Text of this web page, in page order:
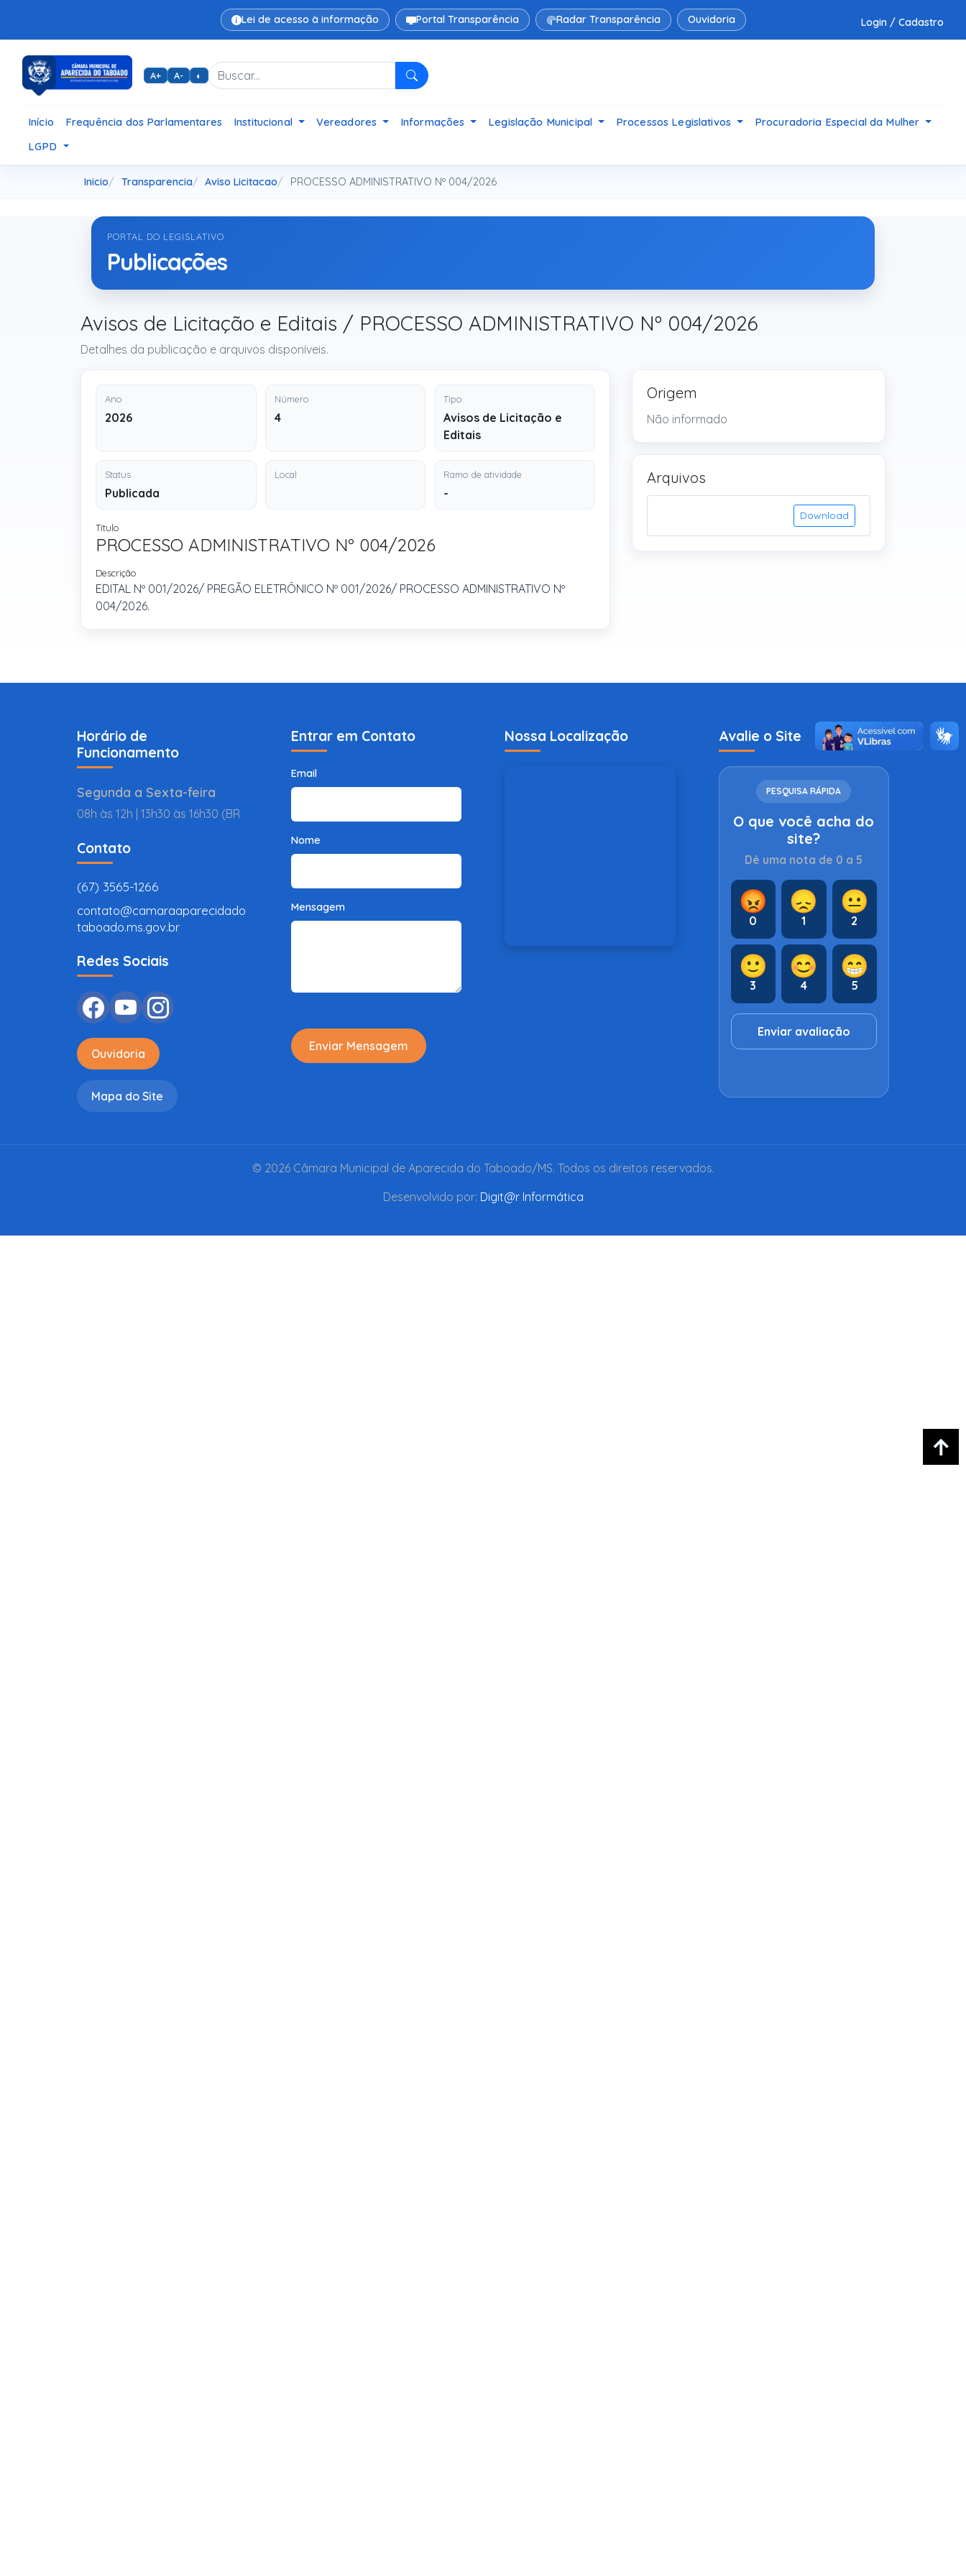
Lei de acesso à informação Portal Transparência Radar Transparência Ouvidoria Login / Cadastro
A+ A- ◐
Pesquisar
Início Frequência dos Parlamentares Institucional Vereadores Informações Legislação Municipal Processos Legislativos
Procuradoria Especial da Mulher
LGPD
Inicio Transparencia Aviso Licitacao PROCESSO ADMINISTRATIVO Nº 004/2026
PORTAL DO LEGISLATIVO
Publicações
Avisos de Licitação e Editais / PROCESSO ADMINISTRATIVO Nº 004/2026
Detalhes da publicação e arquivos disponíveis.
Ano
2026
Número
4
Tipo
Avisos de Licitação e
Editais
Status
Publicada
Local Ramo de atividade
-
Título
PROCESSO ADMINISTRATIVO Nº 004/2026
Descrição
EDITAL Nº 001/2026/ PREGÃO ELETRÔNICO Nº 001/2026/ PROCESSO ADMINISTRATIVO Nº
004/2026.
Origem
Não informado
Arquivos
Download
Horário de
Funcionamento
Segunda a Sexta-feira
08h às 12h | 13h30 às 16h30 (BR
Contato
(67) 3565-1266
contato@camaraaparecidado
taboado.ms.gov.br
Redes Sociais
Ouvidoria
Mapa do Site
Entrar em Contato
Email
Nome
Mensagem
Enviar Mensagem
Nossa Localização Avalie o Site
PESQUISA RÁPIDA
O que você acha do
site?
Dê uma nota de 0 a 5
😡
0
😞
1
😐
2
🙂
3
😊
4
😁
5
Enviar avaliação
© 2026 Câmara Municipal de Aparecida do Taboado/MS. Todos os direitos reservados.
Desenvolvido por: Digit@r Informática